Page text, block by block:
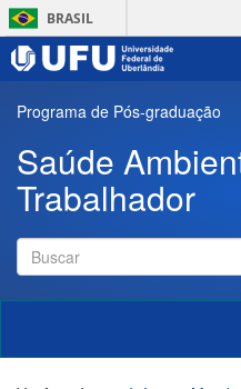
Pular
para
conteúdo
principal
BRASIL
Programa de Pós-graduação
Saúde
Trabalhador
Formulário
deBuscar